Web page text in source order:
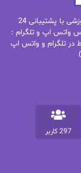
سایت اخودان مرجع کامل رمان و کتاب و فایل های آموزشی با پشتیبانی 24
واتس اپ و تلگرام :
میرزائی 09221706572 شماره پشتیبانی 2 فقط در تلگرام و واتس اپ
297 کاربر